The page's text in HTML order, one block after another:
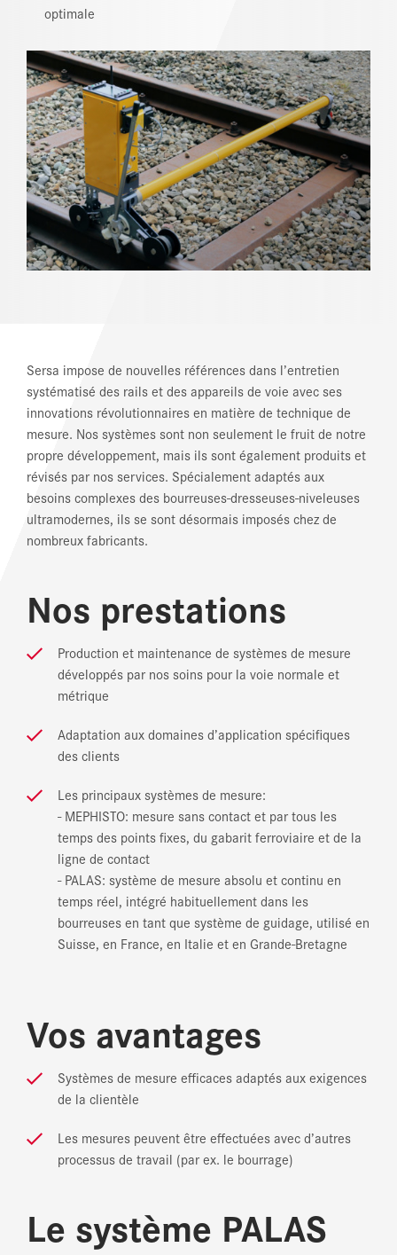
ACTUALITÉS
CENTRE DE TÉLÉCHARGEMENT
optimale
Sersa impose de nouvelles références dans l’entretien
systématisé des rails et des appareils de voie avec ses
innovations révolutionnaires en matière de technique de
mesure. Nos systèmes sont non seulement le fruit de notre
propre développement, mais ils sont également produits et
révisés par nos services. Spécialement adaptés aux
besoins complexes des bourreuses-dresseuses-niveleuses
ultramodernes, ils se sont désormais imposés chez de
nombreux fabricants.
Nos prestations
Production et maintenance de systèmes de mesure
développés par nos soins pour la voie normale et
métrique
Adaptation aux domaines d’application spécifiques
des clients
Les principaux systèmes de mesure:
- MEPHISTO: mesure sans contact et par tous les
temps des points fixes, du gabarit ferroviaire et de la
ligne de contact
- PALAS: système de mesure absolu et continu en
temps réel, intégré habituellement dans les
bourreuses en tant que système de guidage, utilisé en
Suisse, en France, en Italie et en Grande-Bretagne
Vos avantages
Systèmes de mesure efficaces adaptés aux exigences
de la clientèle
Les mesures peuvent être effectuées avec d’autres
processus de travail (par ex. le bourrage)
Le système PALAS